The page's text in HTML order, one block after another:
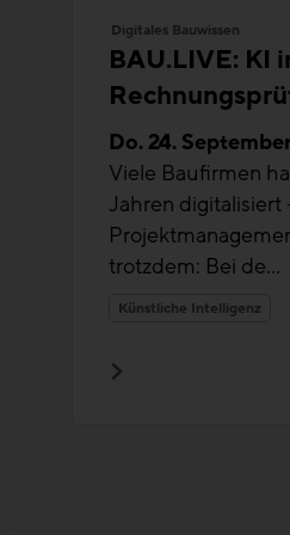
Digitales Bauwissen
BAU.LIVE: KI
Transparenz und
erhöhen
Do. 24.
Viele Baufirmen
Jahren digitalisiert
trotzdem: Bei de...
Künstliche Intelligenz